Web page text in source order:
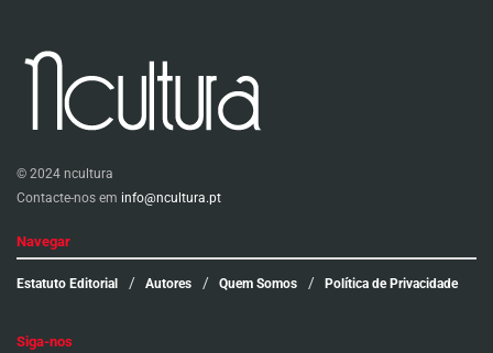
© 2024 ncultura
Contacte-nos em info@ncultura.pt
Navegar
Estatuto Editorial Autores Quem Somos Política de Privacidade
Siga-nos